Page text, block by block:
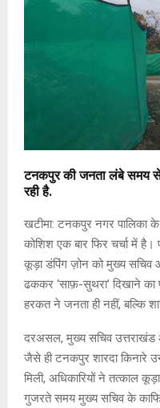
टनकपुर की जनता लंबे समय से
रही है.
खटीमा: टनकपुर नगर पालिका के
कोशिश एक बार फिर चर्चा में है।
कूड़ा डंपिंग ज़ोन को मुख्य सचिव
ढककर ‘साफ़-सुथरा’ दिखाने का
हरकत ने जनता ही नहीं, बल्कि
दरअसल, मुख्य सचिव उत्तराखंड
जैसे ही टनकपुर शारदा किनारे
मिली, अधिकारियों ने तत्काल
गुजरते समय मुख्य सचिव के